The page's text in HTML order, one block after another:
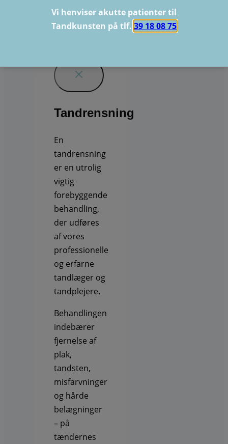
Tandrensning
Tandrensning
En
tandrensning
er en utrolig
vigtig
forebyggende
behandling,
der udføres
af vores
professionelle
og erfarne
tandlæger og
tandplejere.
Behandlingen
indebærer
fjernelse af
plak,
tandsten,
misfarvninger
og hårde
belægninger
– på
tændernes
Vi henviser akutte patienter til
Tandkunsten på tlf. 39 18 08 75